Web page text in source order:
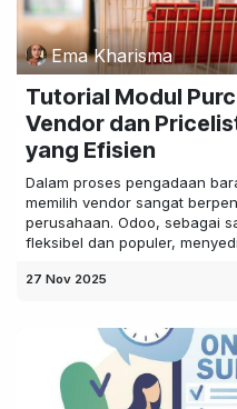
Ema Kharisma
Tutorial Modul
Vendor dan
yang Efisien
Dalam proses pengadaan
memilih vendor sangat
perusahaan. Odoo, sebagai
fleksibel dan populer,
27 Nov 2025